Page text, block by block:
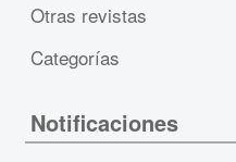
Otras revistas
Categorías
Notificaciones